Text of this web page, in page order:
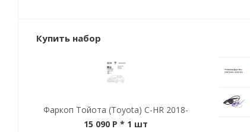
Купить набор
Фаркоп Тойота (Toyota) C-HR 2018-
15 090 P * 1 шт